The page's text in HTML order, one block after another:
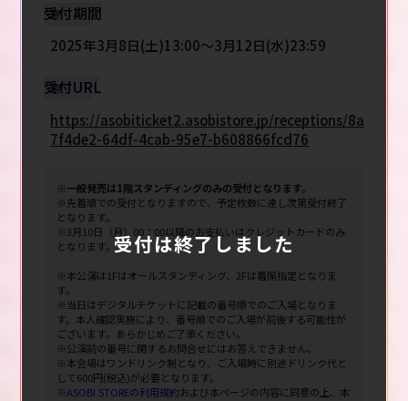
受付期間
2025年3月8日(土)13:00～3月12日(水)23:59
受付URL
https://asobiticket2.asobistore.jp/receptions/8a
7f4de2-64df-4cab-95e7-b608866fcd76
※一般発売は1階スタンディングのみの受付となります。
※先着順での受付となりますので、予定枚数に達し次第受付終了
となります。
※3月10日（月）00：00以降のお支払いはクレジットカードのみ
となります。
※本公演は1Fはオールスタンディング、2Fは着席指定となりま
す。
※当日はデジタルチケットに記載の番号順でのご入場となりま
す。本人確認実施により、番号順でのご入場が前後する可能性が
ございます。あらかじめご了承ください。
※公演前の番号に関するお問合せにはお答えできません。
※本会場はワンドリンク制となり、ご入場時に別途ドリンク代と
して600円(税込)が必要となります。
※ASOBI STOREの利用規約および本ページの内容に同意の上、本
受付は終了しました